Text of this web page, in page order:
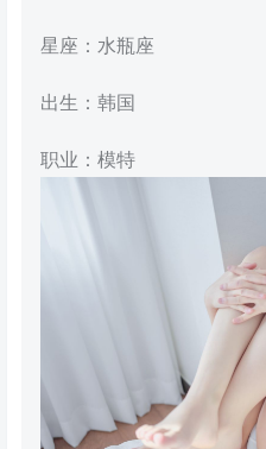
星座：水瓶座
出生：韩国
职业：模特